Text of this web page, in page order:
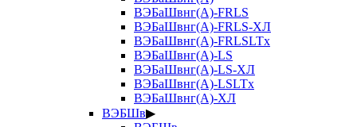
ВЭБаШвнг(А)-FRLS
ВЭБаШвнг(А)-FRLS-ХЛ
ВЭБаШвнг(А)-FRLSLTx
ВЭБаШвнг(А)-LS
ВЭБаШвнг(А)-LS-ХЛ
ВЭБаШвнг(А)-LSLTx
ВЭБаШвнг(А)-ХЛ
ВЭБШв▶